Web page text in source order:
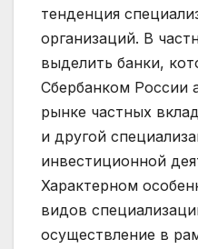
тенденция
организаций. В
выделить банки,
Сбербанком России
рынке частных
и другой
инвестиционной
Характерном
видов
осуществление в